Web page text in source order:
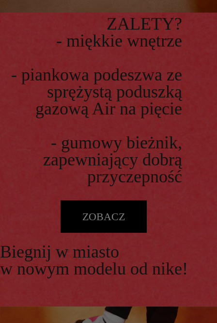
ZALETY?
- miękkie wnętrze
- piankowa podeszwa ze
sprężystą poduszką
gazową Air na pięcie
- gumowy bieżnik,
zapewniający dobrą
przyczepność
ZOBACZ
Biegnij w miasto
w nowym modelu od nike!